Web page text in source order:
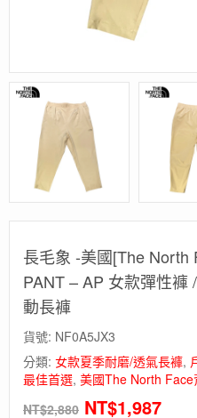
長毛象 -美國[The North
PANT – AP 女款彈性褲
動長褲
貨號: NF0A5JX3
分類: 女款夏季耐磨/透氣長褲,
最佳首選, 美國The North
NT$2,880 NT$1,987